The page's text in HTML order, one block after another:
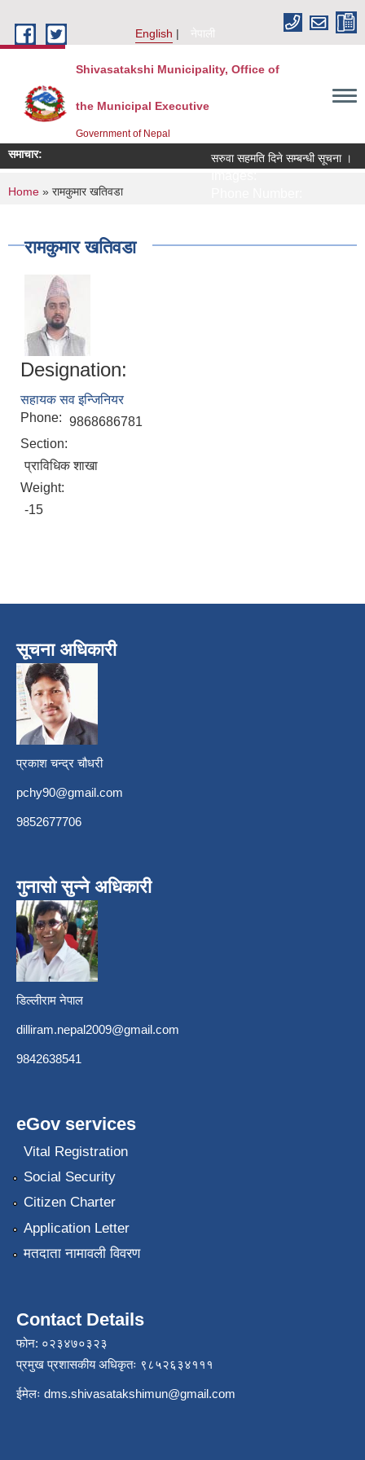
English
नेपाली
Shivasatakshi Municipality, Office of
the Municipal Executive
Government of Nepal
समाचार: सरुवा सहमति दिने सम्बन्धी सूचना ।
You are here
Home » रामकुमार खतिवडा
रामकुमार खतिवडा
Designation:
सहायक सव इन्जिनियर
Phone: 9868686781
Section:
प्राविधिक शाखा
Weight:
-15
सूचना अधिकारी
प्रकाश चन्द्र चौधरी
pchy90@gmail.com
9852677706
गुनासो सुन्ने अधिकारी
डिल्लीराम नेपाल
dilliram.nepal2009@gmail.com
9842638541
eGov services
Vital Registration
Social Security
Citizen Charter
Application Letter
मतदाता नामावली विवरण
Contact Details
फोन: ०२३४७०३२३
प्रमुख प्रशासकीय अधिकृतः ९८५२६३४१११
ईमेलः dms.shivasatakshimun@gmail.com